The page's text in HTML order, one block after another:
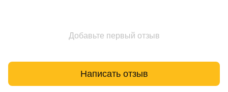
Добавьте первый отзыв
Написать отзыв